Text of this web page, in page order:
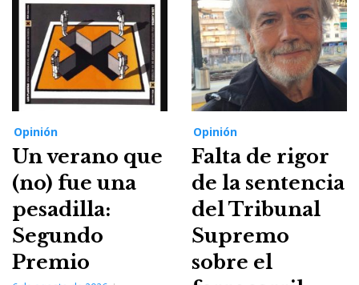
Opinión
Un verano que
(no) fue una
pesadilla:
Segundo
Premio
Opinión
Falta de rigor
de la sentencia
del Tribunal
Supremo
sobre el